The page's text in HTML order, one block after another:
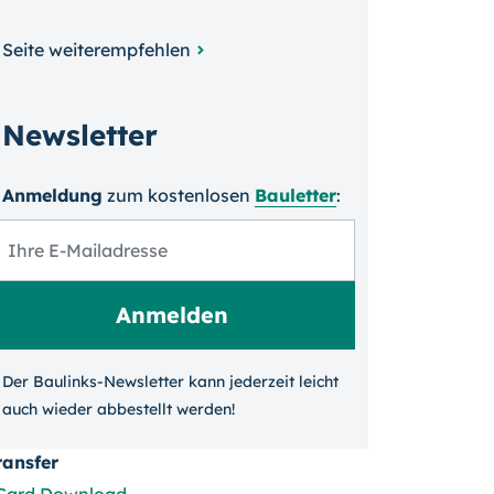
Seite weiterempfehlen
Newsletter
Anmeldung zum kosten­losen Bauletter:
Der Baulinks-Newsletter kann jeder­zeit leicht
auch wieder ab­bestellt werden!